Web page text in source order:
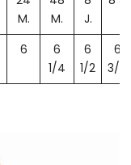
M.
M.
J.
6
6
1/4
6
1/2
6
3/4